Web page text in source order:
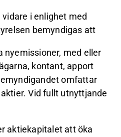
i enlighet med
bemyndigas att
nyemissioner, med eller
kontant, apport
omfattar
Vid fullt utnyttjande
aktiekapitalet att öka